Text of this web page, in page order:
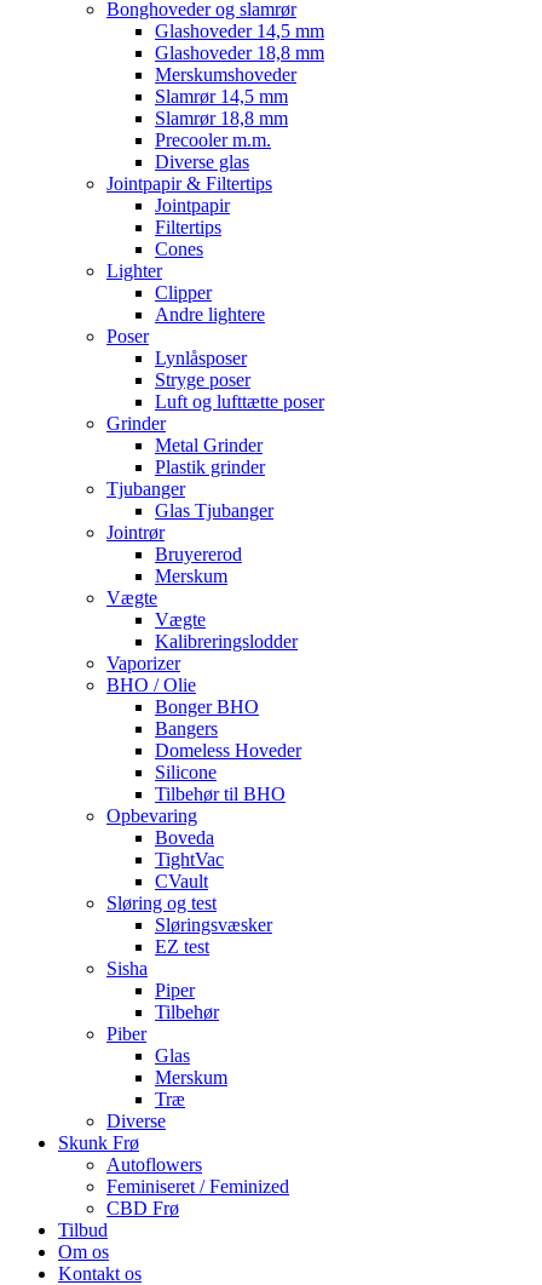
Bonghoveder og slamrør
Glashoveder 14,5 mm
Glashoveder 18,8 mm
Merskumshoveder
Slamrør 14,5 mm
Slamrør 18,8 mm
Precooler m.m.
Diverse glas
Jointpapir & Filtertips
Jointpapir
Filtertips
Cones
Lighter
Clipper
Andre lightere
Poser
Lynlåsposer
Stryge poser
Luft og lufttætte poser
Grinder
Metal Grinder
Plastik grinder
Tjubanger
Glas Tjubanger
Jointrør
Bruyererod
Merskum
Vægte
Vægte
Kalibreringslodder
Vaporizer
BHO / Olie
Bonger BHO
Bangers
Domeless Hoveder
Silicone
Tilbehør til BHO
Opbevaring
Boveda
TightVac
CVault
Sløring og test
Sløringsvæsker
EZ test
Sisha
Piper
Tilbehør
Piber
Glas
Merskum
Træ
Diverse
Skunk Frø
Autoflowers
Feminiseret / Feminized
CBD Frø
Tilbud
Om os
Kontakt os